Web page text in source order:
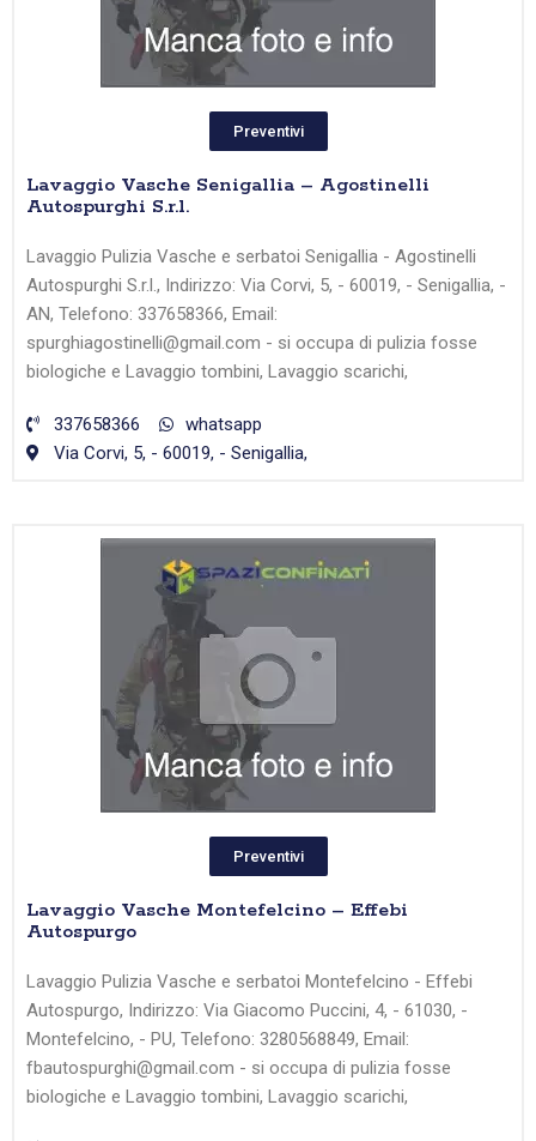
Preventivi
Lavaggio Vasche Senigallia – Agostinelli
Autospurghi S.r.l.
Lavaggio Pulizia Vasche e serbatoi Senigallia - Agostinelli
Autospurghi S.r.l., Indirizzo: Via Corvi, 5, - 60019, - Senigallia, -
AN, Telefono: 337658366, Email:
spurghiagostinelli@gmail.com - si occupa di pulizia fosse
biologiche e Lavaggio tombini, Lavaggio scarichi,
337658366
whatsapp
Via Corvi, 5, - 60019, - Senigallia,
Preventivi
Lavaggio Vasche Montefelcino – Effebi
Autospurgo
Lavaggio Pulizia Vasche e serbatoi Montefelcino - Effebi
Autospurgo, Indirizzo: Via Giacomo Puccini, 4, - 61030, -
Montefelcino, - PU, Telefono: 3280568849, Email:
fbautospurghi@gmail.com - si occupa di pulizia fosse
biologiche e Lavaggio tombini, Lavaggio scarichi,